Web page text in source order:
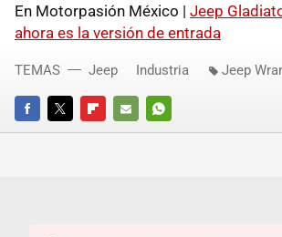
En Motorpasión México | Jeep
ahora es la versión de entrada
FACEBOOKTWITTERFLIPBOARD
E-
WHATSAPP
TEMAS Jeep Industria Jeep